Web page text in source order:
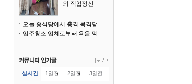
의 직업정신
오늘 중식당에서 충격 목격담
입주청소 업체로부터 욕을 먹고 있습니다
실시간 1일전 2일전 3일전